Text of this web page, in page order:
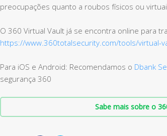
preocupações quanto a roubos físicos ou
O 360 Virtual Vault já se encontra online para
https://www.360totalsecurity.com/tools/virtual-
Para iOS e Android: Recomendamos o Dbank
segurança 360
Sabe mais sobre o